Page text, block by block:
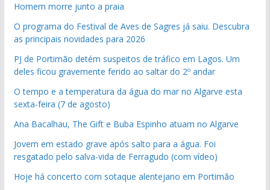
Homem morre junto a praia
O programa do Festival de Aves de Sagres já saiu. Descubra
as principais novidades para 2026
PJ de Portimão detém suspeitos de tráfico em Lagos. Um
deles ficou gravemente ferido ao saltar do 2º andar
O tempo e a temperatura da água do mar no Algarve esta
sexta-feira (7 de agosto)
Ana Bacalhau, The Gift e Buba Espinho atuam no Algarve
Jovem em estado grave após salto para a água. Foi
resgatado pelo salva-vida de Ferragudo (com vídeo)
Hoje há concerto com sotaque alentejano em Portimão